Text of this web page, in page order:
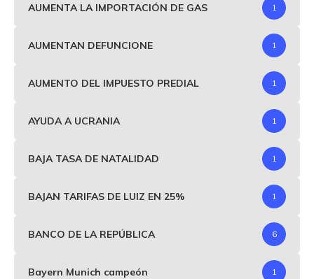
AUMENTA LA IMPORTACIÓN DE GAS 1
AUMENTAN DEFUNCIONE 1
AUMENTO DEL IMPUESTO PREDIAL 1
AYUDA A UCRANIA 1
BAJA TASA DE NATALIDAD 1
BAJAN TARIFAS DE LUIZ EN 25% 1
BANCO DE LA REPÚBLICA 6
Bayern Munich campeón 1